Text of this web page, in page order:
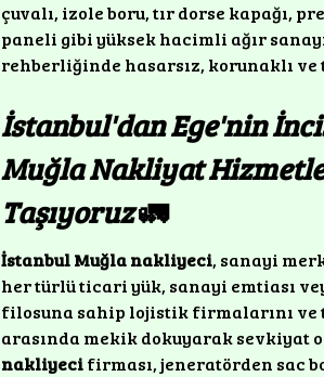
çuvalı, izole boru, tır dorse kapağı,
paneli gibi yüksek hacimli ağır
rehberliğinde hasarsız, korunaklı ve
İstanbul'dan Ege'nin
Muğla Nakliyat
Taşıyoruz🚛
İstanbul Muğla nakliyeci, sanayi
her türlü ticari yük, sanayi emtiası
filosuna sahip lojistik firmalarını ve
arasında mekik dokuyarak sevkiyat
nakliyecifirması, jeneratörden sac